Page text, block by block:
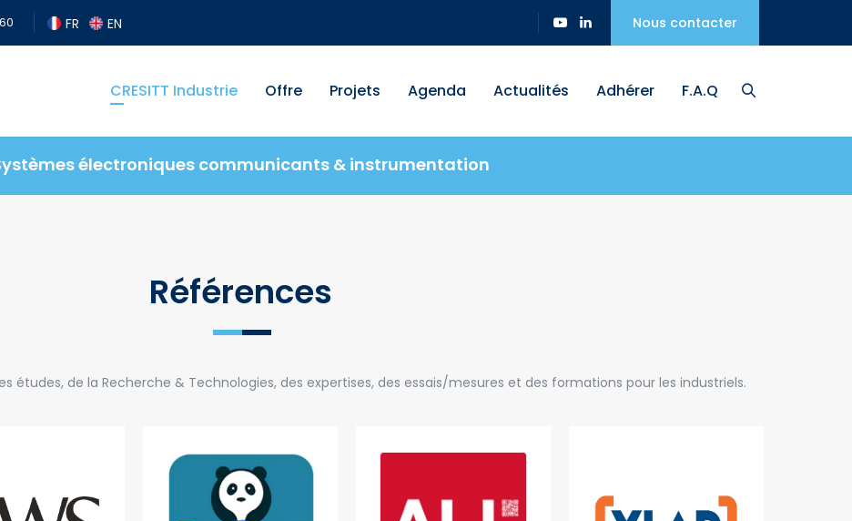
FR EN Nous contacter
CRESITT Industrie Offre Projets Agenda Actualités Adhérer F.A.Q
électroniques communicants & instrumentation
Références
études, de la Recherche & Technologies, des expertises, des essais/mesures et des formations pour les industriels.